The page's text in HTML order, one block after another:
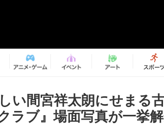
い間宮祥太朗にせまる
ラブ』場面写真が一挙